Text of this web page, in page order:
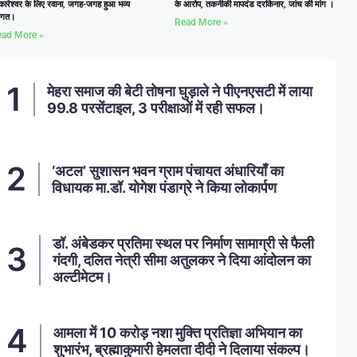
के लिए रवाना, जगह-जगह हुआ भव्य
More »
के आरोप, तकनीकी मापदंड दरकिनार, जांच की मांग ।
Read More »
मेहरा समाज की बेटी तोषना घुड़ाले ने पीएनएसटी में लाया
99.8 परसेंटाइल, 3 परीक्षाओं में रही सफल।
‘अटल’ सुशासन भवन ग्राम पंचायत अंधारियाँ का
विधायक मा.डॉ. योगेश पंडाग्रे ने किया लोकार्पण
डॉ. अंबेडकर प्रतिमा स्थल पर निर्माण सामाग्री से फैली
गंदगी, दलित नेत्री सीमा अतुलकर ने दिया आंदोलन का
अल्टीमेटम।
आमला में 10 करोड़ नशा मुक्ति प्रतिज्ञा अभियान का
शुभारंभ, ब्रह्माकुमारी हेमलता दीदी ने दिलाया संकल्प।